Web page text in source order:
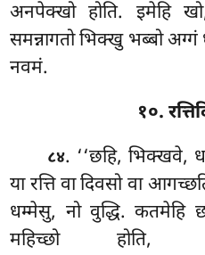
अनपेक्खो होति. इमेहि
समन्नागतो भिक्खु भब्बो अग्गं
नवमं.
१०.
८४. ‘‘छहि, भिक्खवे,
या रत्ति वा दिवसो वा
धम्मेसु, नो वुद्धि.
महिच्छो होति,